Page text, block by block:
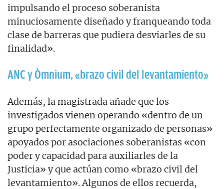
impulsando el proceso soberanista
minuciosamente diseñado y franqueando toda
clase de barreras que pudiera desviarles de su
finalidad».
ANC y Òmnium, «brazo civil del levantamiento»
Además, la magistrada añade que los
investigados vienen operando «dentro de un
grupo perfectamente organizado de personas»
apoyados por asociaciones soberanistas «con
poder y capacidad para auxiliarles de la
Justicia» y que actúan como «brazo civil del
levantamiento». Algunos de ellos recuerda,